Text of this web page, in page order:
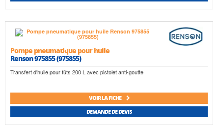
Pompe pneumatique pour huile
Renson 975855 (975855)
Transfert d'huile pour fûts 200 L avec pistolet anti-goutte
VOIR LA FICHE
DEMANDE DE DEVIS